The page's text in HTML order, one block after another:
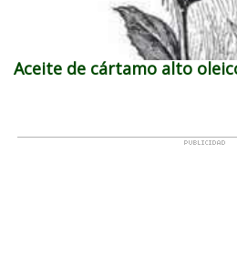
Aceite de cártamo alto